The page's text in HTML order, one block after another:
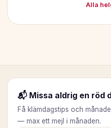
Alla
📬 Missa aldrig en röd
Få klämdagstips och
— max ett mejl i månaden.